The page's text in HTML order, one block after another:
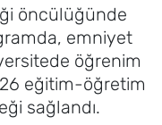
öncülüğünde
emniyet
öğrenim
eğitim-öğretim
sağlandı.